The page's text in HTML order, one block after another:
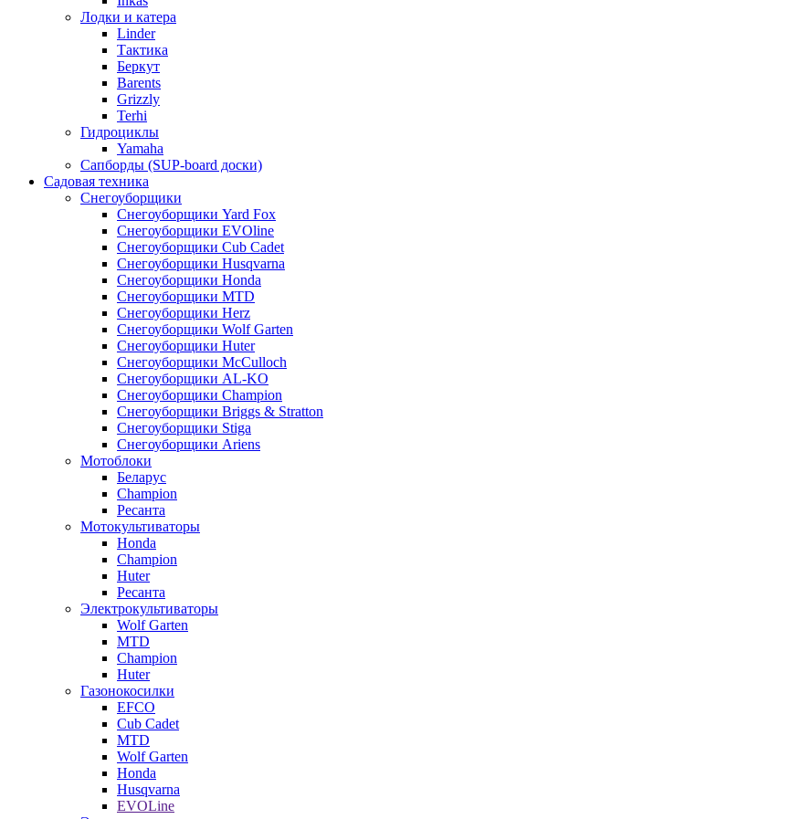
Лодки и катера
Linder
Тактика
Беркут
Barents
Grizzly
Terhi
Гидроциклы
Yamaha
Сапборды (SUP-board доски)
Садовая техника
Снегоуборщики
Снегоуборщики Yard Fox
Снегоуборщики EVOline
Снегоуборщики Cub Cadet
Снегоуборщики Husqvarna
Снегоуборщики Honda
Снегоуборщики MTD
Снегоуборщики Herz
Снегоуборщики Wolf Garten
Снегоуборщики Huter
Снегоуборщики McCulloch
Снегоуборщики AL-KO
Снегоуборщики Champion
Снегоуборщики Briggs & Stratton
Снегоуборщики Stiga
Снегоуборщики Ariens
Мотоблоки
Беларус
Champion
Ресанта
Мотокультиваторы
Honda
Champion
Huter
Ресанта
Электрокультиваторы
Wolf Garten
MTD
Champion
Huter
Газонокосилки
EFCO
Cub Cadet
MTD
Wolf Garten
Honda
Husqvarna
EVOLine